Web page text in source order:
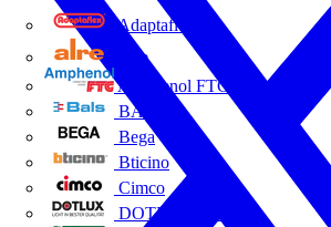
Adaptaflex
Alre
Amphenol FTG
BALS
Bega
Bticino
Cimco
DOTLUX GmbH